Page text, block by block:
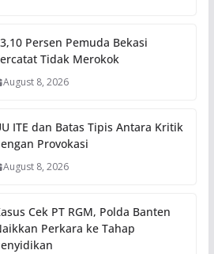
Persen Pemuda Bekasi
Tidak Merokok
August 8, 2026
ITE dan Batas Tipis Antara Kritik
Provokasi
August 8, 2026
Cek PT RGM, Polda Banten
Perkara ke Tahap